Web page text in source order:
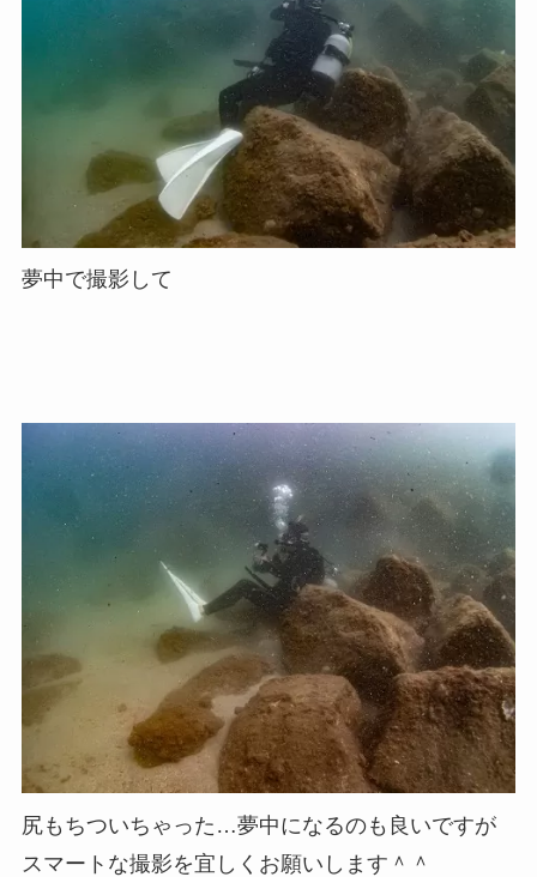
夢中で撮影して
尻もちついちゃった…夢中になるのも良いですが
スマートな撮影を宜しくお願いします＾＾